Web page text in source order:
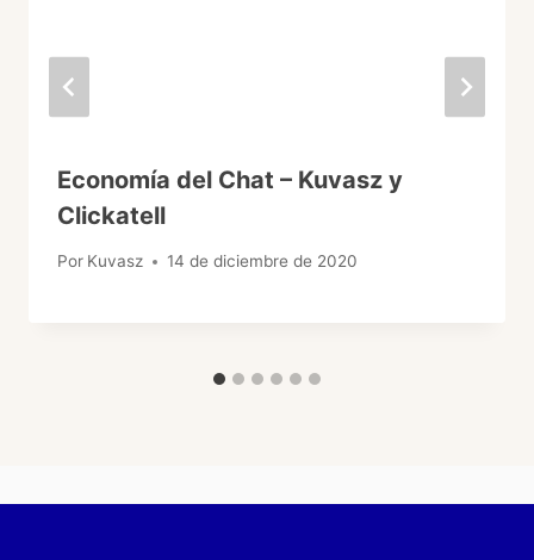
Economía del Chat – Kuvasz y
Clickatell
Por Kuvasz 14 de diciembre de 2020